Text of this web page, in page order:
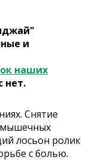
и
наших
нет.
Снятие
мышечных
лосьон ролик
с болью.